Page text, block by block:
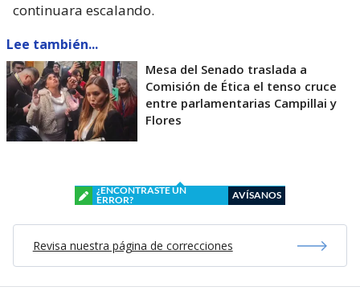
continuara escalando.
Lee también...
Mesa del Senado traslada a
Comisión de Ética el tenso cruce
entre parlamentarias Campillai y
Flores
¿ENCONTRASTE UN
ERROR?
AVÍSANOS
Revisa nuestra página de correcciones